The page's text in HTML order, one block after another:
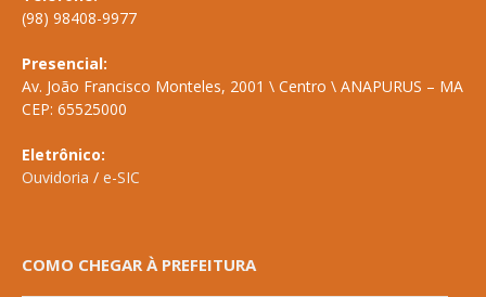
(98) 98408-9977
Presencial:
Av. João Francisco Monteles, 2001 \ Centro \ ANAPURUS – MA
CEP: 65525000
Eletrônico:
Ouvidoria / e-SIC
COMO CHEGAR À PREFEITURA